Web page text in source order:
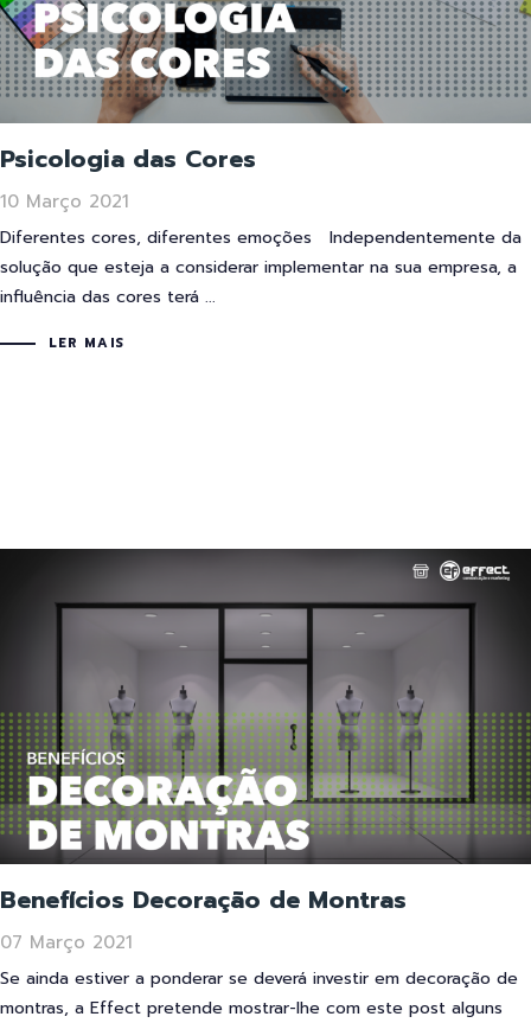
Psicologia das Cores
10 Março 2021
Diferentes cores, diferentes emoções Independentemente da
solução que esteja a considerar implementar na sua empresa, a
influência das cores terá ...
LER MAIS
Benefícios Decoração de Montras
07 Março 2021
Se ainda estiver a ponderar se deverá investir em decoração de
montras, a Effect pretende mostrar-lhe com este post alguns